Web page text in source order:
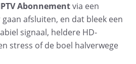
Abonnementvia een
afsluiten, en dat bleek een
signaal, heldere HD-
stress of de boel halverwege